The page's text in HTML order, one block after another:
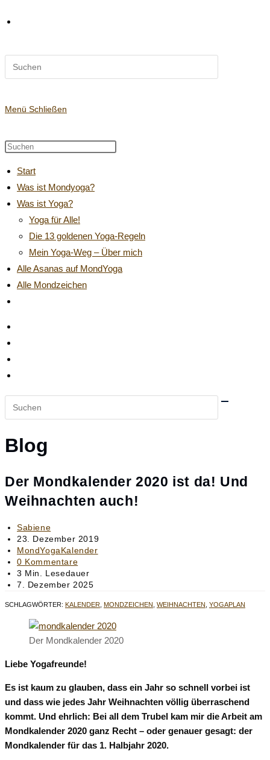
Suche
Website
durchsuchen
Menü Schließen
Diese
durchsuchen
panel.
Start
Was ist Mondyoga?
Was ist Yoga?
Yoga für Alle!
Die 13 goldenen Yoga-Regeln
Mein Yoga-Weg – Über mich
Alle Asanas auf MondYoga
Alle Mondzeichen
Website
durchsuchen
Blog
Der Mondkalender 2020 ist da! Und
Weihnachten auch!
Beitrags-
Autor:
Sabiene
Beitrag
veröffentlicht:
23. Dezember 2019
Beitrags-
Kategorie:
MondYogaKalender
Beitrags-
Kommentare:
0 Kommentare
Lesedauer:
3 Min. Lesedauer
Beitrag
geändert
am:
7. Dezember 2025
SCHLAGWÖRTER: KALENDER, MONDZEICHEN, WEIHNACHTEN, YOGAPLAN
Der Mondkalender 2020
Liebe Yogafreunde!
Es ist kaum zu glauben, dass ein Jahr so schnell vorbei ist
und dass wie jedes Jahr Weihnachten völlig überraschend
kommt. Und ehrlich: Bei all dem Trubel kam mir die Arbeit am
Mondkalender 2020 ganz Recht – oder genauer gesagt: der
Mondkalender für das 1. Halbjahr 2020.